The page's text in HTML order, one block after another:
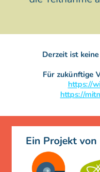
Derzeit ist
Für zukünftige
https://
https://
Ein Projekt von